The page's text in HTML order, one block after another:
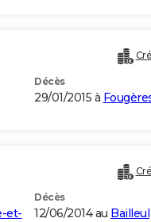
Décès
29/01/2015 à
et-
Décès
12/06/2014 au Bailleul